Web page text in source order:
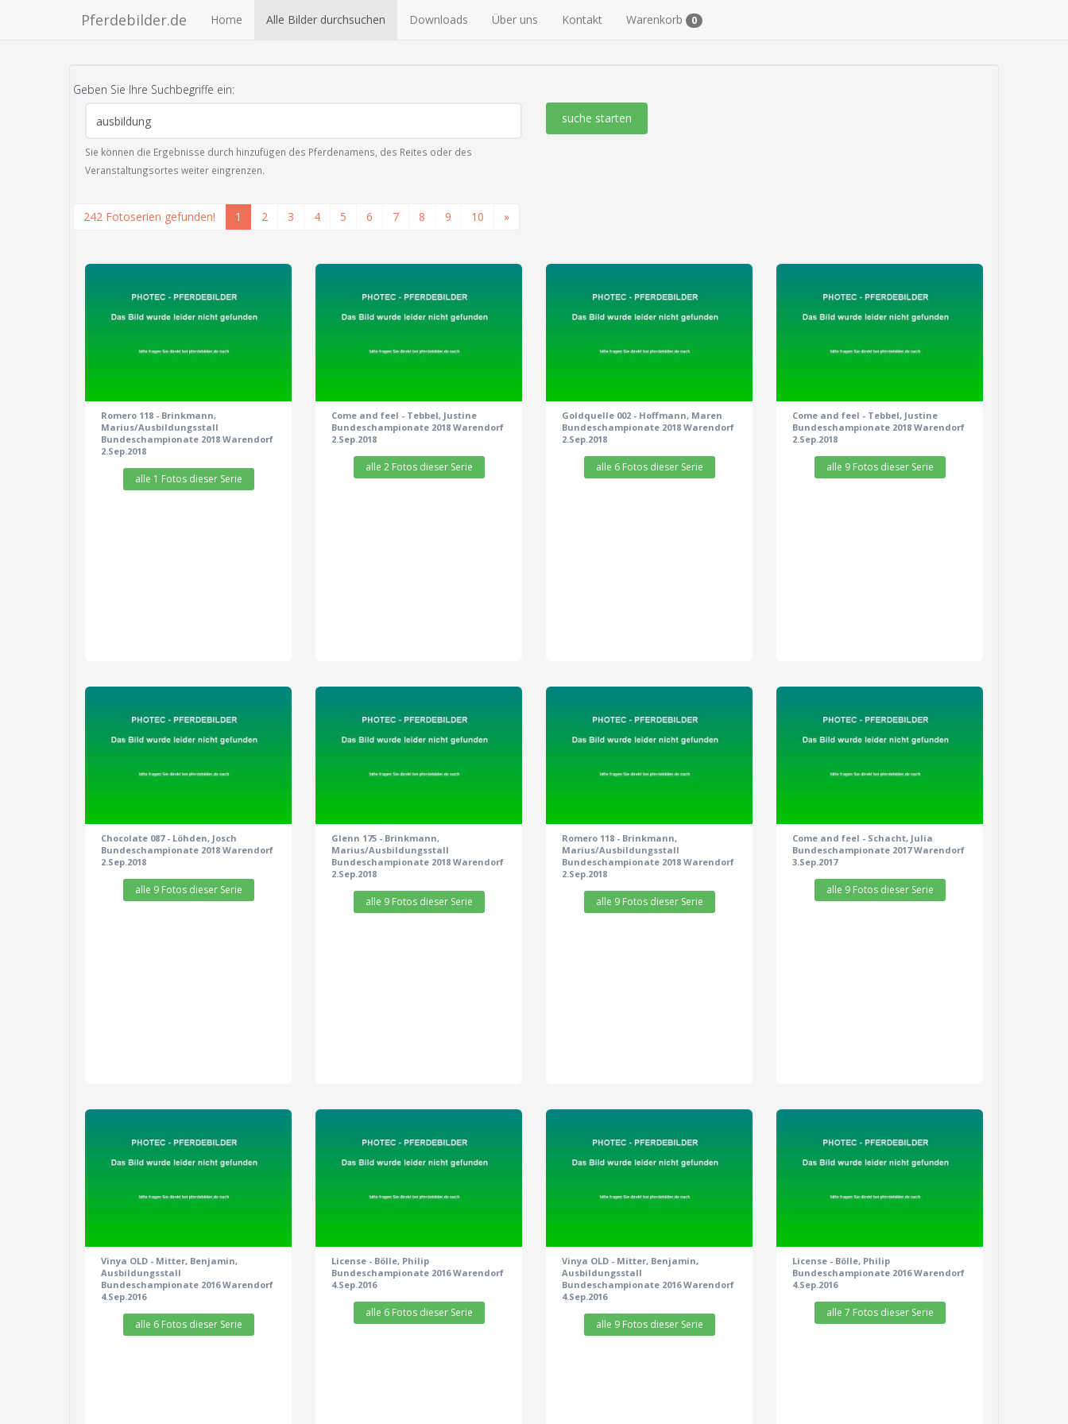
Pferdebilder.de Home Alle Bilder durchsuchen Downloads Über uns Kontakt Warenkorb 0
Geben Sie Ihre Suchbegriffe ein:
Sie können die Ergebnisse durch hinzufügen des Pferdenamens, des Reites oder des
Veranstaltungsortes weiter eingrenzen.
suche starten
242 Fotoserien gefunden! 1 2 3 4 5 6 7 8 9 10 »
zeige alle 1 Fotos
Romero 118 - Brinkmann,
Marius/Ausbildungsstall
Bundeschampionate 2018 Warendorf
2.Sep.2018
alle 1 Fotos dieser Serie
zeige alle 2 Fotos
Come and feel - Tebbel, Justine
Bundeschampionate 2018 Warendorf
2.Sep.2018
alle 2 Fotos dieser Serie
zeige alle 6 Fotos
Goldquelle 002 - Hoffmann, Maren
Bundeschampionate 2018 Warendorf
2.Sep.2018
alle 6 Fotos dieser Serie
zeige alle 9 Fotos
Come and feel - Tebbel, Justine
Bundeschampionate 2018 Warendorf
2.Sep.2018
alle 9 Fotos dieser Serie
zeige alle 9 Fotos
Chocolate 087 - Löhden, Josch
Bundeschampionate 2018 Warendorf
2.Sep.2018
alle 9 Fotos dieser Serie
zeige alle 9 Fotos
Glenn 175 - Brinkmann,
Marius/Ausbildungsstall
Bundeschampionate 2018 Warendorf
2.Sep.2018
alle 9 Fotos dieser Serie
zeige alle 9 Fotos
Romero 118 - Brinkmann,
Marius/Ausbildungsstall
Bundeschampionate 2018 Warendorf
2.Sep.2018
alle 9 Fotos dieser Serie
zeige alle 9 Fotos
Come and feel - Schacht, Julia
Bundeschampionate 2017 Warendorf
3.Sep.2017
alle 9 Fotos dieser Serie
zeige alle 6 Fotos
Vinya OLD - Mitter, Benjamin,
Ausbildungsstall
Bundeschampionate 2016 Warendorf
4.Sep.2016
alle 6 Fotos dieser Serie
zeige alle 6 Fotos
License - Bölle, Philip
Bundeschampionate 2016 Warendorf
4.Sep.2016
alle 6 Fotos dieser Serie
zeige alle 9 Fotos
Vinya OLD - Mitter, Benjamin,
Ausbildungsstall
Bundeschampionate 2016 Warendorf
4.Sep.2016
alle 9 Fotos dieser Serie
zeige alle 7 Fotos
License - Bölle, Philip
Bundeschampionate 2016 Warendorf
4.Sep.2016
alle 7 Fotos dieser Serie